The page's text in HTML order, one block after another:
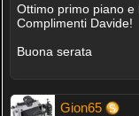
Ottimo primo piano e
Complimenti Davide!
Buona serata
Gion65